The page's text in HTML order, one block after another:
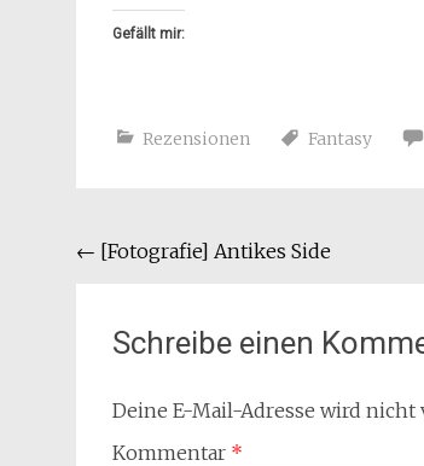
Gefällt mir:
Rezensionen Fantasy
Beitragsnavigation
← [Fotografie] Antikes Side
Schreibe einen
Deine E-Mail-Adresse wird
Kommentar *